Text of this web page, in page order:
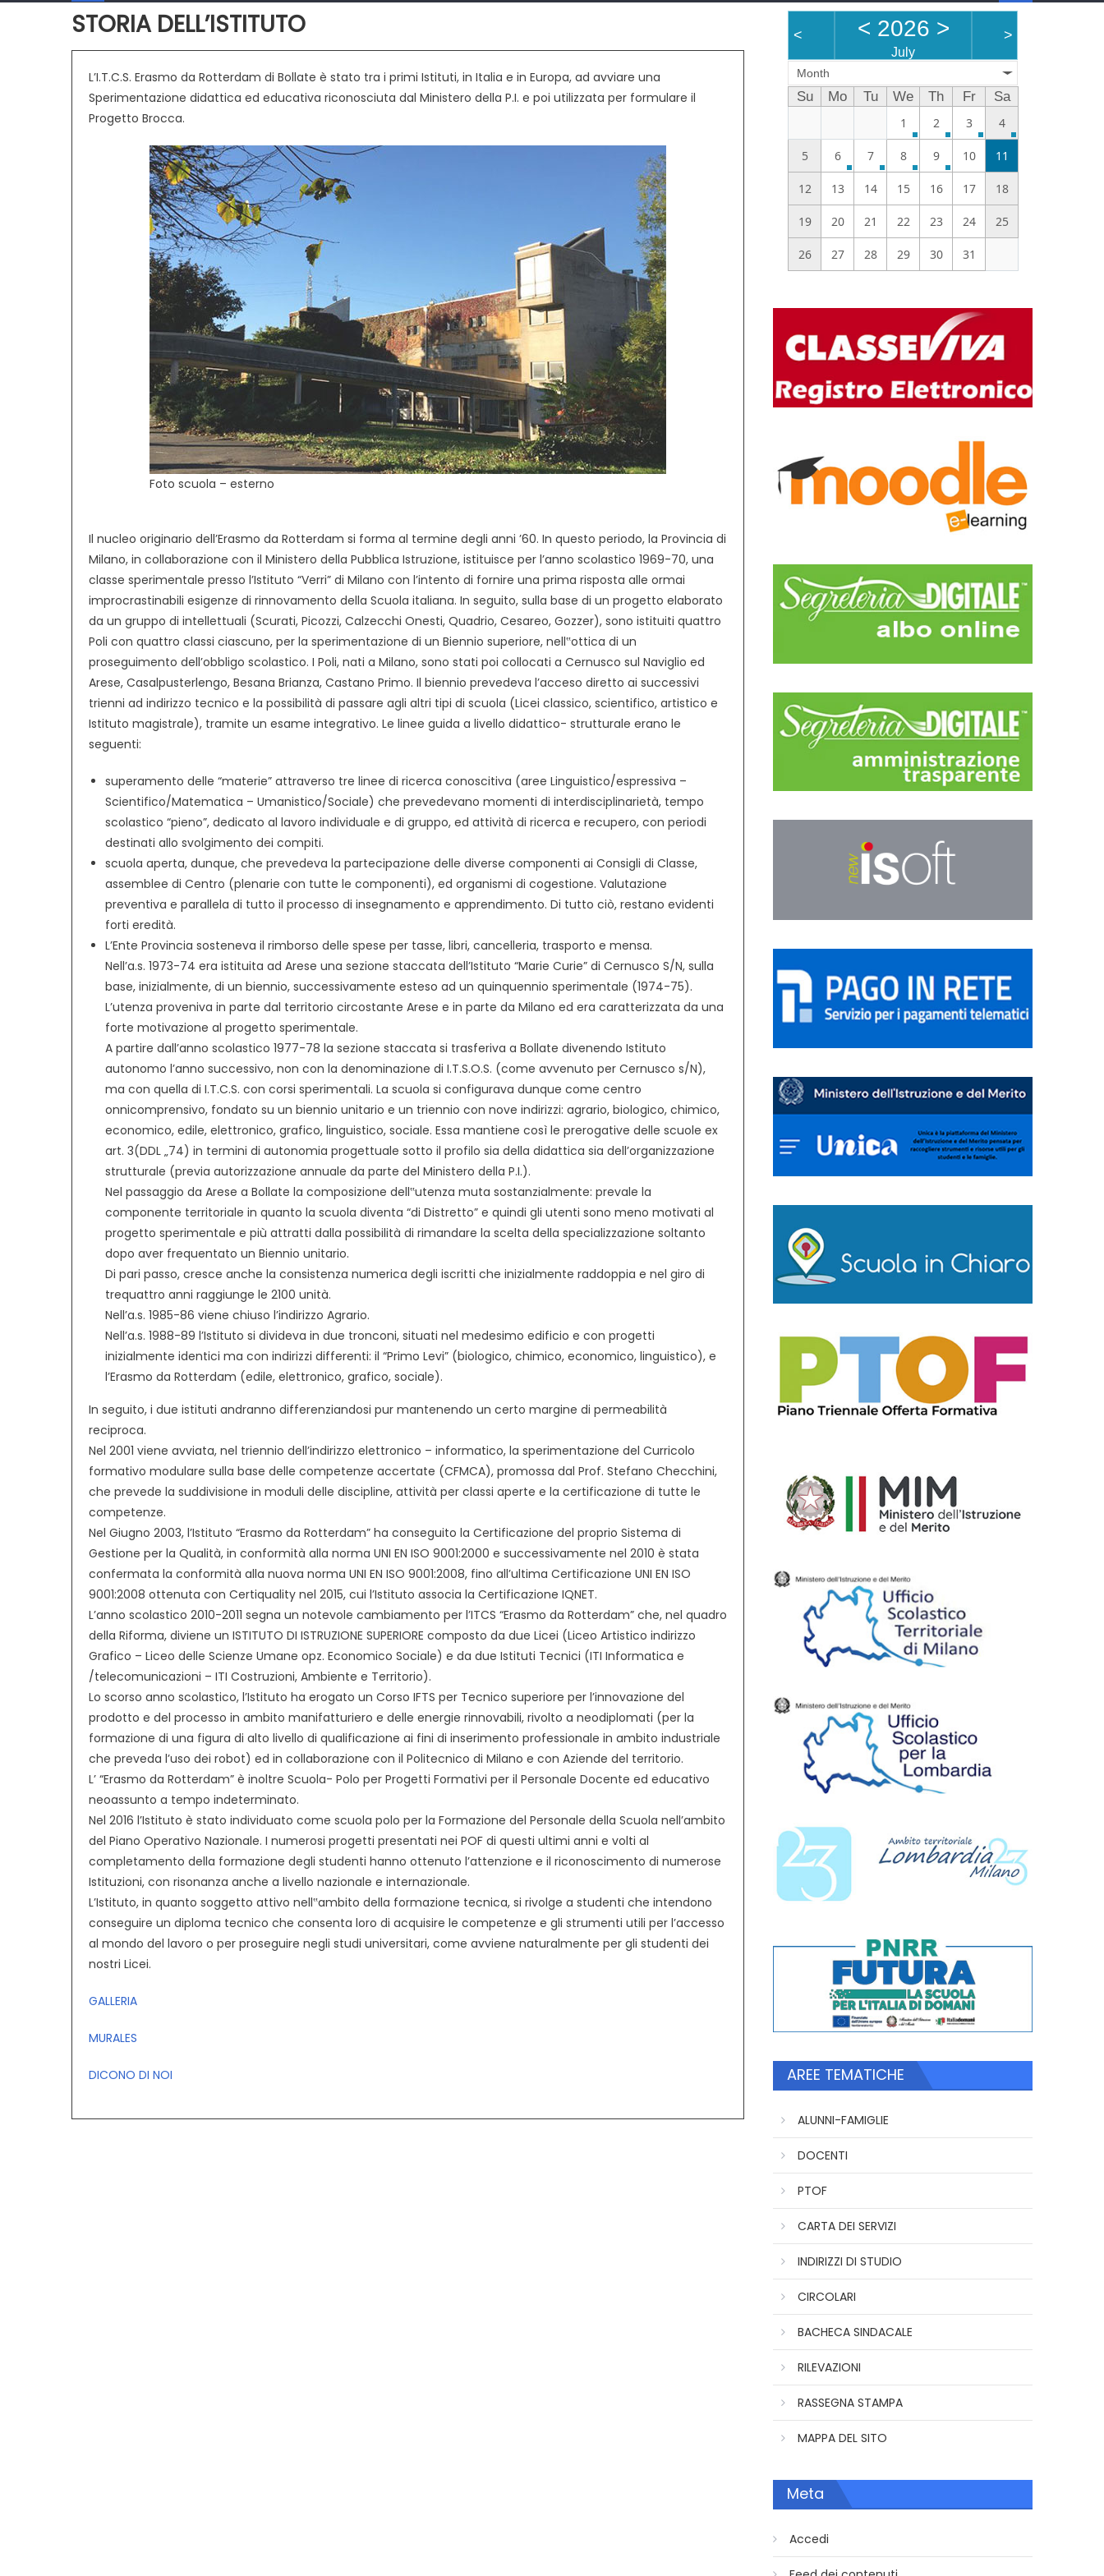
STORIA DELL’ISTITUTO
L’I.T.C.S. Erasmo da Rotterdam di Bollate è stato tra i primi Istituti, in Italia e in Europa, ad avviare una
Sperimentazione didattica ed educativa riconosciuta dal Ministero della P.I. e poi utilizzata per formulare il
Progetto Brocca.
Foto scuola – esterno
Il nucleo originario dell’Erasmo da Rotterdam si forma al termine degli anni ’60. In questo periodo, la Provincia di
Milano, in collaborazione con il Ministero della Pubblica Istruzione, istituisce per l’anno scolastico 1969-70, una
classe sperimentale presso l’Istituto “Verri” di Milano con l’intento di fornire una prima risposta alle ormai
improcrastinabili esigenze di rinnovamento della Scuola italiana. In seguito, sulla base di un progetto elaborato
da un gruppo di intellettuali (Scurati, Picozzi, Calzecchi Onesti, Quadrio, Cesareo, Gozzer), sono istituiti quattro
Poli con quattro classi ciascuno, per la sperimentazione di un Biennio superiore, nell‟ottica di un
proseguimento dell’obbligo scolastico. I Poli, nati a Milano, sono stati poi collocati a Cernusco sul Naviglio ed
Arese, Casalpusterlengo, Besana Brianza, Castano Primo. Il biennio prevedeva l’acceso diretto ai successivi
trienni ad indirizzo tecnico e la possibilità di passare agli altri tipi di scuola (Licei classico, scientifico, artistico e
Istituto magistrale), tramite un esame integrativo. Le linee guida a livello didattico- strutturale erano le
seguenti:
superamento delle “materie” attraverso tre linee di ricerca conoscitiva (aree Linguistico/espressiva –
Scientifico/Matematica – Umanistico/Sociale) che prevedevano momenti di interdisciplinarietà, tempo
scolastico “pieno”, dedicato al lavoro individuale e di gruppo, ed attività di ricerca e recupero, con periodi
destinati allo svolgimento dei compiti.
scuola aperta, dunque, che prevedeva la partecipazione delle diverse componenti ai Consigli di Classe,
assemblee di Centro (plenarie con tutte le componenti), ed organismi di cogestione. Valutazione
preventiva e parallela di tutto il processo di insegnamento e apprendimento. Di tutto ciò, restano evidenti
forti eredità.
L’Ente Provincia sosteneva il rimborso delle spese per tasse, libri, cancelleria, trasporto e mensa.
Nell’a.s. 1973-74 era istituita ad Arese una sezione staccata dell’Istituto “Marie Curie” di Cernusco S/N, sulla
base, inizialmente, di un biennio, successivamente esteso ad un quinquennio sperimentale (1974-75).
L’utenza proveniva in parte dal territorio circostante Arese e in parte da Milano ed era caratterizzata da una
forte motivazione al progetto sperimentale.
A partire dall’anno scolastico 1977-78 la sezione staccata si trasferiva a Bollate divenendo Istituto
autonomo l’anno successivo, non con la denominazione di I.T.S.O.S. (come avvenuto per Cernusco s/N),
ma con quella di I.T.C.S. con corsi sperimentali. La scuola si configurava dunque come centro
onnicomprensivo, fondato su un biennio unitario e un triennio con nove indirizzi: agrario, biologico, chimico,
economico, edile, elettronico, grafico, linguistico, sociale. Essa mantiene così le prerogative delle scuole ex
art. 3(DDL „74) in termini di autonomia progettuale sotto il profilo sia della didattica sia dell’organizzazione
strutturale (previa autorizzazione annuale da parte del Ministero della P.I.).
Nel passaggio da Arese a Bollate la composizione dell‟utenza muta sostanzialmente: prevale la
componente territoriale in quanto la scuola diventa “di Distretto” e quindi gli utenti sono meno motivati al
progetto sperimentale e più attratti dalla possibilità di rimandare la scelta della specializzazione soltanto
dopo aver frequentato un Biennio unitario.
Di pari passo, cresce anche la consistenza numerica degli iscritti che inizialmente raddoppia e nel giro di
trequattro anni raggiunge le 2100 unità.
Nell’a.s. 1985-86 viene chiuso l’indirizzo Agrario.
Nell’a.s. 1988-89 l’Istituto si divideva in due tronconi, situati nel medesimo edificio e con progetti
inizialmente identici ma con indirizzi differenti: il “Primo Levi” (biologico, chimico, economico, linguistico), e
l’Erasmo da Rotterdam (edile, elettronico, grafico, sociale).
In seguito, i due istituti andranno differenziandosi pur mantenendo un certo margine di permeabilità
reciproca.
Nel 2001 viene avviata, nel triennio dell’indirizzo elettronico – informatico, la sperimentazione del Curricolo
formativo modulare sulla base delle competenze accertate (CFMCA), promossa dal Prof. Stefano Checchini,
che prevede la suddivisione in moduli delle discipline, attività per classi aperte e la certificazione di tutte le
competenze.
Nel Giugno 2003, l’Istituto “Erasmo da Rotterdam” ha conseguito la Certificazione del proprio Sistema di
Gestione per la Qualità, in conformità alla norma UNI EN ISO 9001:2000 e successivamente nel 2010 è stata
confermata la conformità alla nuova norma UNI EN ISO 9001:2008, fino all’ultima Certificazione UNI EN ISO
9001:2008 ottenuta con Certiquality nel 2015, cui l’Istituto associa la Certificazione IQNET.
L’anno scolastico 2010-2011 segna un notevole cambiamento per l’ITCS “Erasmo da Rotterdam” che, nel quadro
della Riforma, diviene un ISTITUTO DI ISTRUZIONE SUPERIORE composto da due Licei (Liceo Artistico indirizzo
Grafico – Liceo delle Scienze Umane opz. Economico Sociale) e da due Istituti Tecnici (ITI Informatica e
/telecomunicazioni – ITI Costruzioni, Ambiente e Territorio).
Lo scorso anno scolastico, l’Istituto ha erogato un Corso IFTS per Tecnico superiore per l’innovazione del
prodotto e del processo in ambito manifatturiero e delle energie rinnovabili, rivolto a neodiplomati (per la
formazione di una figura di alto livello di qualificazione ai fini di inserimento professionale in ambito industriale
che preveda l’uso dei robot) ed in collaborazione con il Politecnico di Milano e con Aziende del territorio.
L’ “Erasmo da Rotterdam” è inoltre Scuola- Polo per Progetti Formativi per il Personale Docente ed educativo
neoassunto a tempo indeterminato.
Nel 2016 l’Istituto è stato individuato come scuola polo per la Formazione del Personale della Scuola nell’ambito
del Piano Operativo Nazionale. I numerosi progetti presentati nei POF di questi ultimi anni e volti al
completamento della formazione degli studenti hanno ottenuto l’attenzione e il riconoscimento di numerose
Istituzioni, con risonanza anche a livello nazionale e internazionale.
L’Istituto, in quanto soggetto attivo nell‟ambito della formazione tecnica, si rivolge a studenti che intendono
conseguire un diploma tecnico che consenta loro di acquisire le competenze e gli strumenti utili per l’accesso
al mondo del lavoro o per proseguire negli studi universitari, come avviene naturalmente per gli studenti dei
nostri Licei.
GALLERIA
MURALES
DICONO DI NOI
< < 2026 >
July
>
Month
Su Mo Tu We Th Fr
Sa
1
2 3 4
5 6 7 8 9 10 11
12 13 14 15 16 17 18
19 20 21 22 23 24 25
26 27 28 29 30 31
AREE TEMATICHE
ALUNNI-FAMIGLIE
DOCENTI
PTOF
CARTA DEI SERVIZI
INDIRIZZI DI STUDIO
CIRCOLARI
BACHECA SINDACALE
RILEVAZIONI
RASSEGNA STAMPA
MAPPA DEL SITO
Meta
Accedi